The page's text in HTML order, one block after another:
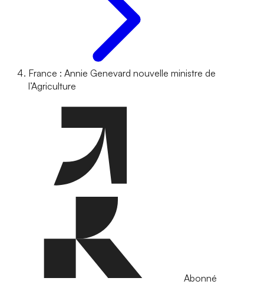
France : Annie Genevard nouvelle ministre de
l’Agriculture
Abonné